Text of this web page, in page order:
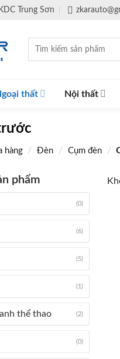
Trung Sơn
kiếm:
thất Nội thất
hàng / Đèn / Cụm đèn /
phẩm
(0)
(6)
(5)
(1)
thể thao (2)
(0)